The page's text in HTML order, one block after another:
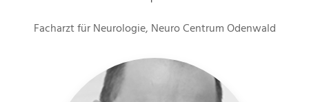
Facharzt für Neurologie, Neuro Centrum Odenwald